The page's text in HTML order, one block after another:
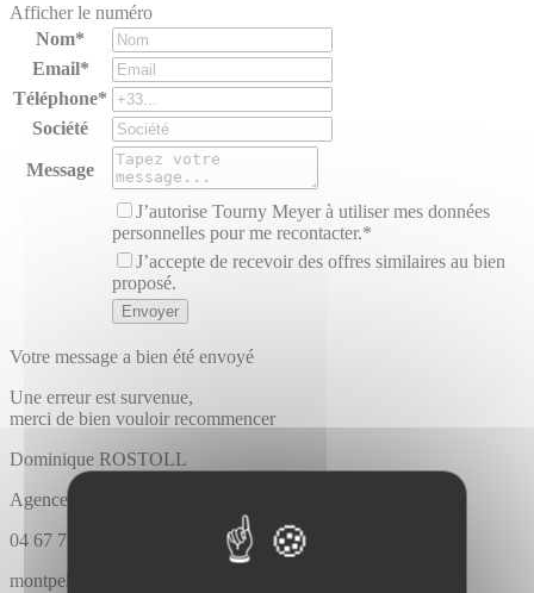
Afficher le numéro
Nom*
Email*
Téléphone*
Société
Message
J’autorise Tourny Meyer à utiliser mes données
personnelles pour me recontacter.*
J’accepte de recevoir des offres similaires au bien
proposé.
Votre message a bien été envoyé
Une erreur est survenue,
merci de bien vouloir recommencer
Dominique ROSTOLL
Agence Tourny meyer montpellier
04 67 75 10 00
montpellier@tournymeyer.fr